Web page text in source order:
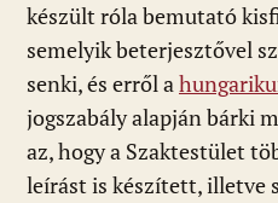
készült róla bemutató
semelyik beterjesztővel
senki, és erről a
jogszabály alapján bárki
az, hogy a Szaktestület
leírást is készített, illetve